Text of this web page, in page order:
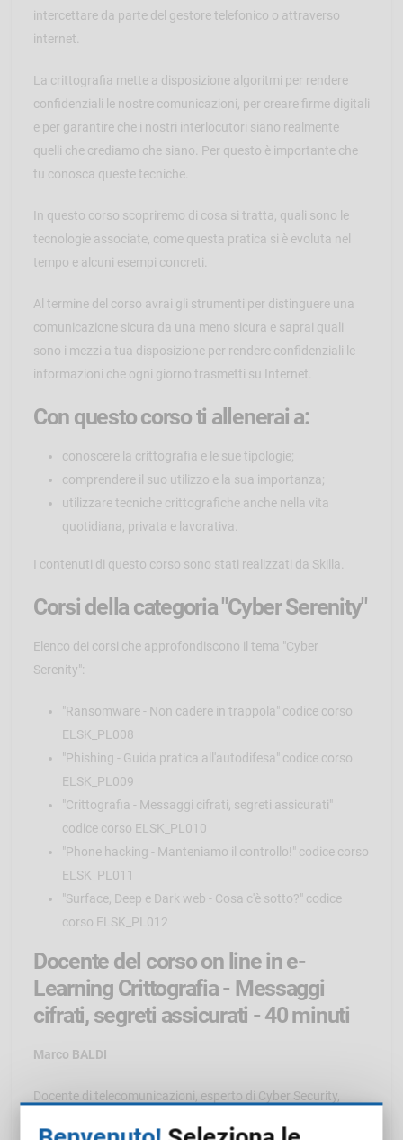
intercettare da parte del gestore telefonico o attraverso
internet.
La crittografia mette a disposizione algoritmi per rendere
confidenziali le nostre comunicazioni, per creare firme digitali
e per garantire che i nostri interlocutori siano realmente
quelli che crediamo che siano. Per questo è importante che
tu conosca queste tecniche.
In questo corso scopriremo di cosa si tratta, quali sono le
tecnologie associate, come questa pratica si è evoluta nel
tempo e alcuni esempi concreti.
Al termine del corso avrai gli strumenti per distinguere una
comunicazione sicura da una meno sicura e saprai quali
sono i mezzi a tua disposizione per rendere confidenziali le
informazioni che ogni giorno trasmetti su Internet.
Con questo corso ti allenerai a:
conoscere la crittografia e le sue tipologie;
comprendere il suo utilizzo e la sua importanza;
utilizzare tecniche crittografiche anche nella vita
quotidiana, privata e lavorativa.
I contenuti di questo corso sono stati realizzati da Skilla.
Corsi della categoria "Cyber Serenity"
Elenco dei corsi che approfondiscono il tema "Cyber
Serenity":
"Ransomware - Non cadere in trappola" codice corso
ELSK_PL008
"Phishing - Guida pratica all'autodifesa" codice corso
ELSK_PL009
"Crittografia - Messaggi cifrati, segreti assicurati"
codice corso ELSK_PL010
"Phone hacking - Manteniamo il controllo!" codice corso
ELSK_PL011
"Surface, Deep e Dark web - Cosa c'è sotto?" codice
corso ELSK_PL012
Docente del corso on line in e-
Learning Crittografia - Messaggi
cifrati, segreti assicurati - 40 minuti
Marco BALDI
Docente di telecomunicazioni, esperto di Cyber Security,